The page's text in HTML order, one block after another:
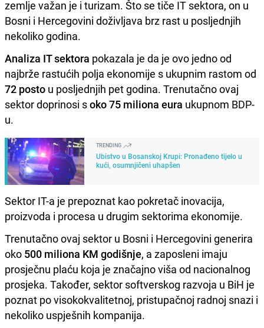
zemlje važan je i turizam. Što se tiče IT sektora, on u
Bosni i Hercegovini doživljava brz rast u posljednjih
nekoliko godina.
Analiza IT sektora pokazala je da je ovo jedno od
najbrže rastućih polja ekonomije s ukupnim rastom od
72 posto u posljednjih pet godina. Trenutačno ovaj
sektor doprinosi soko 75 miliona eura ukupnom BDP-
u.
TRENDING
Ubistvo u Bosanskoj Krupi: Pronađeno tijelo u
kući, osumnjičeni uhapšen
Sektor IT-a je prepoznat kao pokretač inovacija,
proizvoda i procesa u drugim sektorima ekonomije.
Trenutačno ovaj sektor u Bosni i Hercegovini generira
oko 500 miliona KM godišnje, a zaposleni imaju
prosječnu plaću koja je značajno viša od nacionalnog
prosjeka. Također, sektor softverskog razvoja u BiH je
poznat po visokokvalitetnoj, pristupačnoj radnoj snazi i
nekoliko uspješnih kompanija.